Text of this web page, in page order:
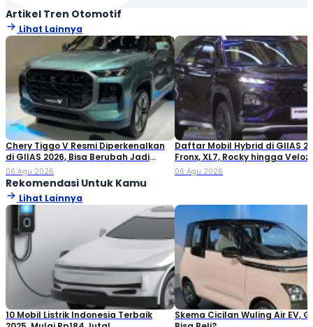
Artikel Tren Otomotif
Lihat Lainnya
Chery Tiggo V Resmi Diperkenalkan
di GIIAS 2026, Bisa Berubah Jadi
Double Cabin
06 Agu 2026
Daftar Mobil Hybrid di GIIAS
Fronx, XL7, Rocky hingga Veloz!
06 Agu 2026
Rekomendasi Untuk Kamu
Lihat Lainnya
10 Mobil Listrik Indonesia Terbaik
Skema Cicilan Wuling Air EV,